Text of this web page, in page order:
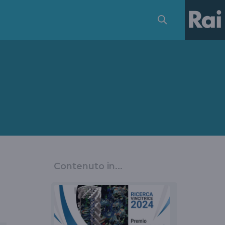
Contenuto in...